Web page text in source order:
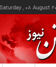
Saturday , 08 August